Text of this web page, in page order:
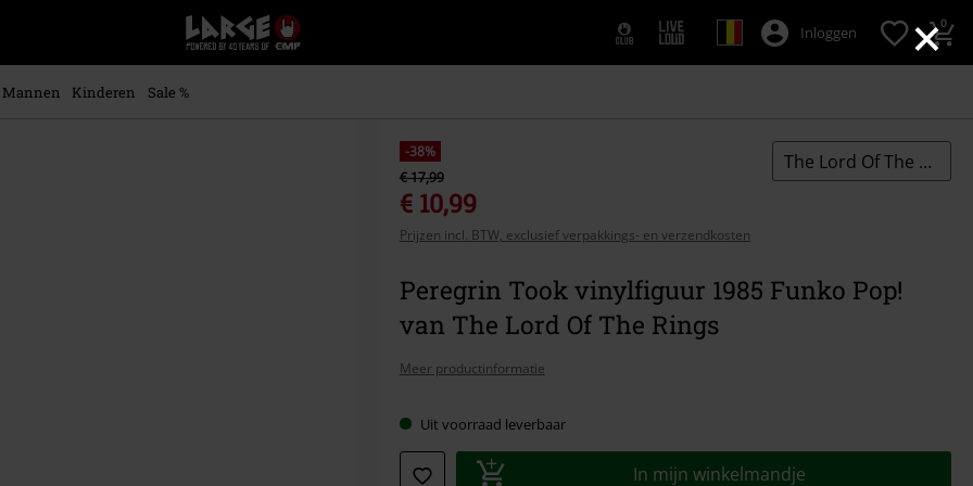
×
Large
–
Muziek-,
Inloggen 0
Mannen Kinderen
Sale %
-38%
€ 17,99
€ 10,99
Prijzen incl. BTW, exclusief verpakkings- en verzendkosten
The Lord Of The Rings
Peregrin Took vinylfiguur 1985 Funko Pop!
van The Lord Of The Rings
Meer productinformatie
Uit voorraad leverbaar
In mijn winkelmandje